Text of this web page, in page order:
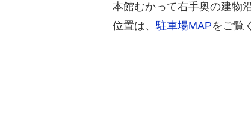
本館むかって右手奥の建物
位置は、駐車場MAPをご覧